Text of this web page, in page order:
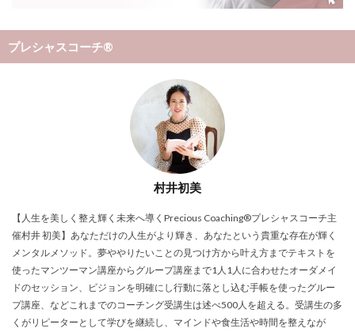
プレシャスコーチ®
村井初美
【人生を美しく整え輝く未来へ導くPrecious Coaching®プレシャスコーチ主
催村井 初美】あなただけの人生がより輝き、あなたという貴重な存在が輝く
メンタルメソッド。夢ややりたいことの見つけ方から叶え方までテキストを
使ったマンツーマン講座からグループ講座まで1人1人に合わせたオーダメイ
ドのセッション、ビジョンを明確にし行動に落とし込む手帳を使ったグルー
プ講座、などこれまでのコーチング受講生は述べ500人を超える。受講生の多
くがリピーターとして学びを継続し、マインドや食生活や時間を整えなが